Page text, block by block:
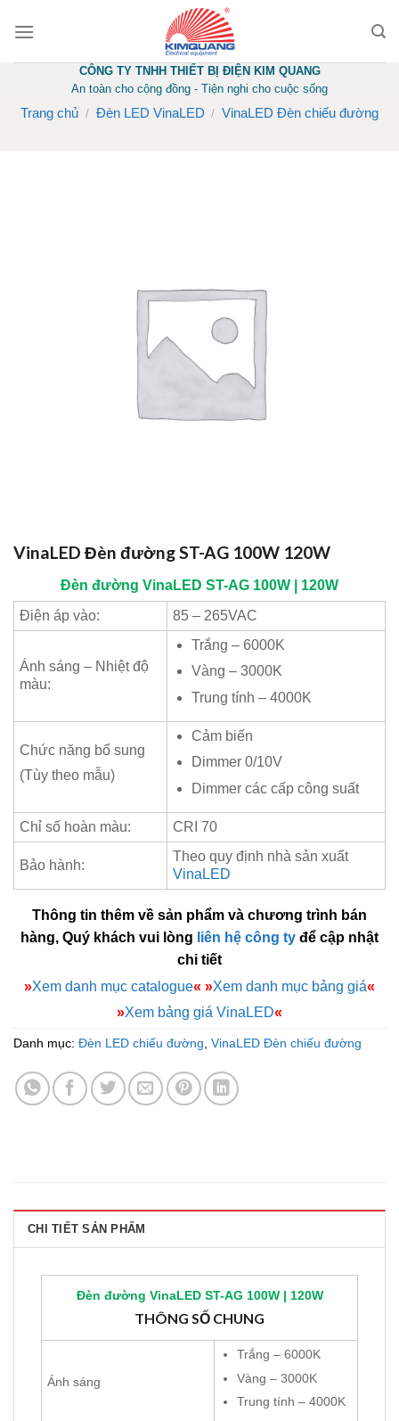
CÔNG TY TNHH THIẾT BỊ ĐIỆN KIM QUANG
An toàn cho cộng đồng - Tiện nghi cho cuộc sống
Trang chủ / Đèn LED VinaLED / VinaLED Đèn chiếu đường
VinaLED Đèn đường ST-AG 100W 120W
Đèn đường VinaLED ST-AG 100W | 120W
Điện áp vào:
85 – 265VAC
Ánh sáng – Nhiệt độ
màu:
Trắng – 6000K
Vàng – 3000K
Trung tính – 4000K
Chức năng bổ sung
(Tùy theo mẫu)
Cảm biến
Dimmer 0/10V
Dimmer các cấp công suất
Chỉ số hoàn màu: CRI 70
Bảo hành:
Theo quy định nhà sản xuất
VinaLED
Thông tin thêm về sản phẩm và chương trình bán
hàng, Quý khách vui lòng liên hệ công ty để cập nhật
chi tiết
»Xem danh mục catalogue« »Xem danh mục bảng giá«
»Xem bảng giá VinaLED«
Danh mục: Đèn LED chiếu đường VinaLED Đèn chiếu đường
CHI TIẾT SẢN PHẨM
Đèn đường VinaLEDST-AG 100W | 120W
THÔNG SỐ CHUNG
Ánh sáng
Trắng – 6000K
Vàng – 3000K
Trung tính – 4000K